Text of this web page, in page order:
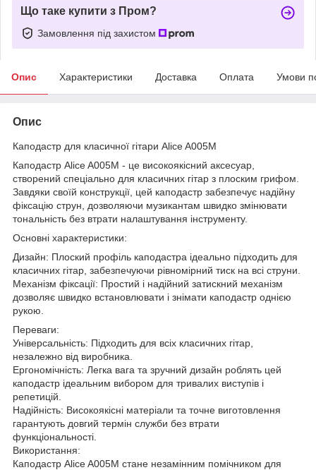
Що таке купити з Пром?
Замовлення під захистом
Опис Характеристики Доставка Оплата Умови
Опис
Каподастр для класичної гітари Alice A005M
Каподастр Alice A005M - це високоякісний аксесуар,
створений спеціально для класичних гітар з плоским грифом.
Завдяки своїй конструкції, цей каподастр забезпечує надійну
фіксацію струн, дозволяючи музикантам швидко змінювати
тональність без втрати налаштування інструменту.
Основні характеристики:
Дизайн: Плоский профіль каподастра ідеально підходить для
класичних гітар, забезпечуючи рівномірний тиск на всі струни.
Механізм фіксації: Простий і надійний затискний механізм
дозволяє швидко встановлювати і знімати каподастр однією
рукою.
Переваги:
Універсальність: Підходить для всіх класичних гітар,
незалежно від виробника.
Ергономічність: Легка вага та зручний дизайн роблять цей
каподастр ідеальним вибором для тривалих виступів і
репетицій.
Надійність: Високоякісні матеріали та точне виготовлення
гарантують довгий термін служби без втрати
функціональності.
Використання:
Каподастр Alice A005M стане незамінним помічником для